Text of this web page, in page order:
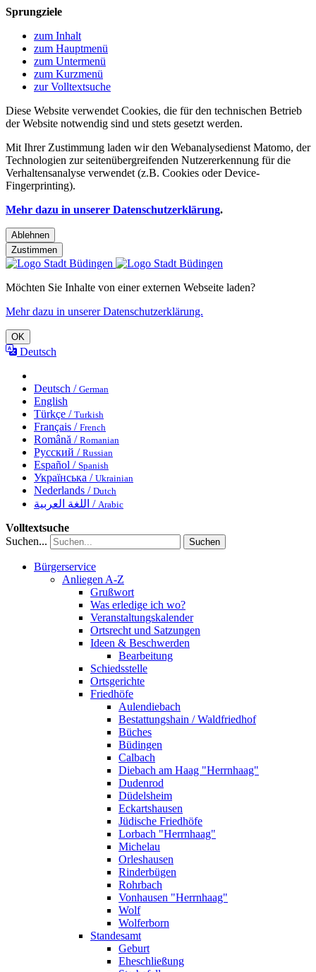
Sprungziele
zum Inhalt
zum Hauptmenü
zum Untermenü
zum Kurzmenü
zur Volltextsuche
Diese Website verwendet Cookies, die für den technischen Betrieb
der Website notwendig sind und stets gesetzt werden.
Mit Ihrer Zustimmung laden wir den Webanalysedienst Matomo, der
Technologien zur seitenübergreifenden Nutzererkennung für die
Verhaltensanalyse verwendet (z.B. Cookies oder Device-
Fingerprinting).
Mehr dazu in unserer Datenschutzerklärung.
Ablehnen
Zustimmen
Möchten Sie Inhalte von einer externen Webseite laden?
Mehr dazu in unserer Datenschutzerklärung.
OK
Deutsch
Deutsch / German
English
Türkçe / Turkish
Français / French
Română / Romanian
Русский / Russian
Español / Spanish
Українська / Ukrainian
Nederlands / Dutch
اللغة العربية / Arabic
Volltextsuche
Suchen...
Suchen
Bürgerservice
Anliegen A-Z
Grußwort
Was erledige ich wo?
Veranstaltungskalender
Ortsrecht und Satzungen
Ideen & Beschwerden
Bearbeitung
Schiedsstelle
Ortsgerichte
Friedhöfe
Aulendiebach
Bestattungshain / Waldfriedhof
Büches
Büdingen
Calbach
Diebach am Haag "Herrnhaag"
Dudenrod
Düdelsheim
Eckartshausen
Jüdische Friedhöfe
Lorbach "Herrnhaag"
Michelau
Orleshausen
Rinderbügen
Rohrbach
Vonhausen "Herrnhaag"
Wolf
Wolferborn
Standesamt
Geburt
Eheschließung